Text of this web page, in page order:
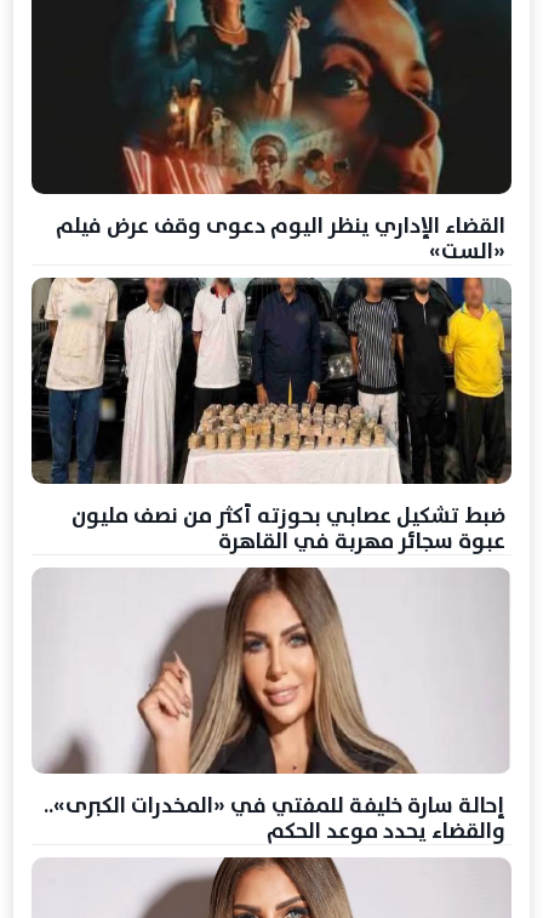
القضاء الإداري ينظر اليوم دعوى وقف عرض فيلم
«الست»
ضبط تشكيل عصابي بحوزته أكثر من نصف مليون
عبوة سجائر مهربة في القاهرة
إحالة سارة خليفة للمفتي في «المخدرات الكبرى»..
والقضاء يحدد موعد الحكم